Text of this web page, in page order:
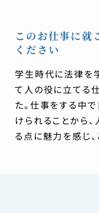
このお仕事に就
ください
学生時代に法律を
て人の役に立てる
た。仕事をする中
けられることから
る点に魅力を感じ